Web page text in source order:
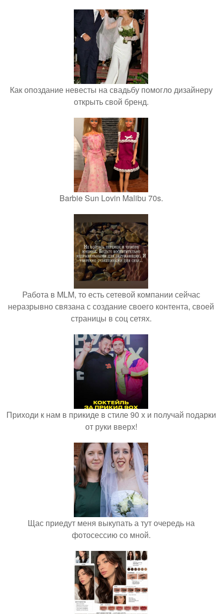
Как опоздание невесты на свадьбу помогло дизайнеру
открыть свой бренд.
Barbie Sun Lovin Malibu 70s.
Работа в MLM, то есть сетевой компании сейчас
неразрывно связана с создание своего контента, своей
страницы в соц сетях.
Приходи к нам в прикиде в стиле 90 х и получай подарки
от руки вверх!
Щас приедут меня выкупать а тут очередь на
фотосессию со мной.